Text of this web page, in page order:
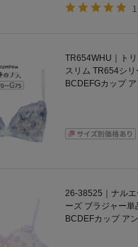
TR654WHU｜ト
スリム TR654シ
BCDEFGカップ アンダー
26-38525｜ナル
ーズ ブラジャー単